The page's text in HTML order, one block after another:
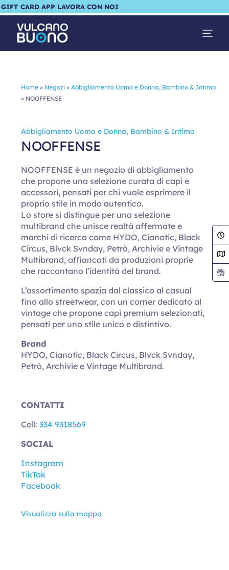
GIFT CARD APP LAVORA CON NOI
Home » Negozi »Abbigliamento Uomo e Donna, Bambino & Intimo
» NOOFFENSE
Abbigliamento Uomo e Donna, Bambino & Intimo
NOOFFENSE
NOOFFENSE è un negozio di abbigliamento
che propone una selezione curata di capi e
accessori, pensati per chi vuole esprimere il
proprio stile in modo autentico.
Lo store si distingue per una selezione
multibrand che unisce realtà affermate e
marchi di ricerca come HYDO, Cianotic, Black
Circus, Blvck Svnday, Petrò, Archivie e Vintage
Multibrand, affiancati da produzioni proprie
che raccontano l’identità del brand.
L’assortimento spazia dal classico al casual
fino allo streetwear, con un corner dedicato al
vintage che propone capi premium selezionati,
pensati per uno stile unico e distintivo.
Brand
HYDO, Cianotic, Black Circus, Blvck Svnday,
Petrò, Archivie e Vintage Multibrand.
CONTATTI
Cell:334 9318569
SOCIAL
Instagram
TikTok
Facebook
Visualizza sulla mappa